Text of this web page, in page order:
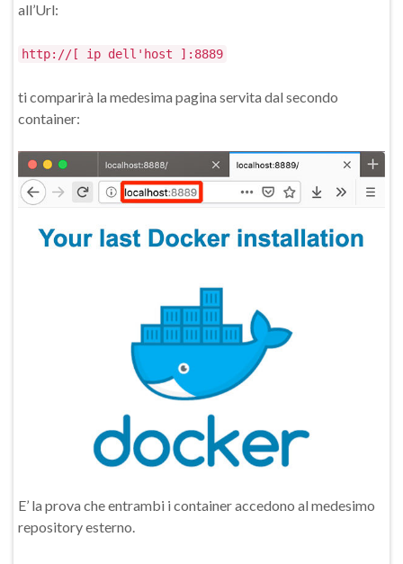
all’Url:
http://[ ip dell'host ]:8889
ti comparirà la medesima pagina servita dal secondo
container:
E’ la prova che entrambi i container accedono al medesimo
repository esterno.